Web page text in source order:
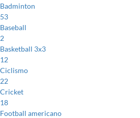
Badminton
53
Baseball
2
Basketball 3x3
12
Ciclismo
22
Cricket
18
Football americano